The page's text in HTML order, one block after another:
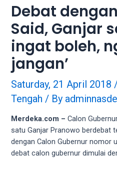
videos.
You
can
create
your
verified
user
upload
videos
Debat
Said, Ganjar
ingat boleh,
jangan’
Saturday, 21 April 2018
Tengah / By
Merdeka.com –Calon
satu Ganjar Pranowo berdebat
dengan Calon Gubernur nomor
debat calon gubernur dimulai